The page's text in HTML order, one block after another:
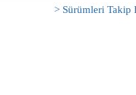
> Sürümleri Takip